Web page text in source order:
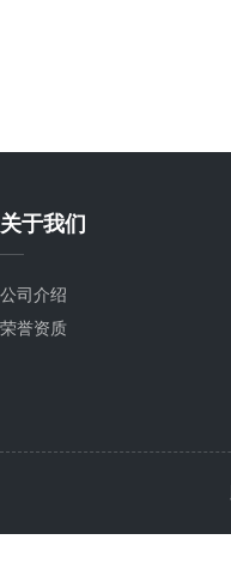
关于我们
公司介绍
荣誉资质